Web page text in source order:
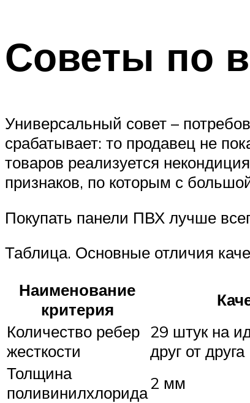
Советы по
Универсальный совет –
срабатывает: то продавец не
товаров реализуется
признаков, по которым с
Покупать панели ПВХ лучше
Таблица. Основные отличия
Наименование
критерия
Количество ребер
жесткости
29 штук на
друг от друга
Толщина
поливинилхлорида2 мм